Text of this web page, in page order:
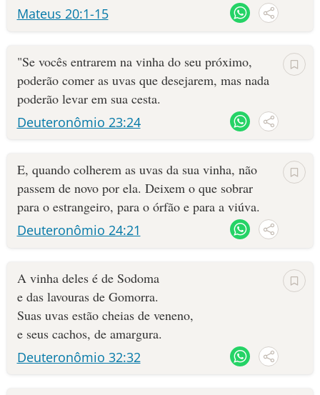
Mateus 20:1-15
"Se vocês entrarem na vinha do seu próximo,
poderão comer as uvas que desejarem, mas nada
poderão levar em sua cesta.
Deuteronômio 23:24
E, quando colherem as uvas da sua vinha, não
passem de novo por ela. Deixem o que sobrar
para o estrangeiro, para o órfão e para a viúva.
Deuteronômio 24:21
A vinha deles é de Sodoma
e das lavouras de Gomorra.
Suas uvas estão cheias de veneno,
e seus cachos, de amargura.
Deuteronômio 32:32